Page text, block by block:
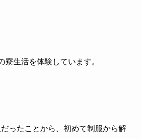
寮生活を体験しています。
ったことから、初めて制服から解